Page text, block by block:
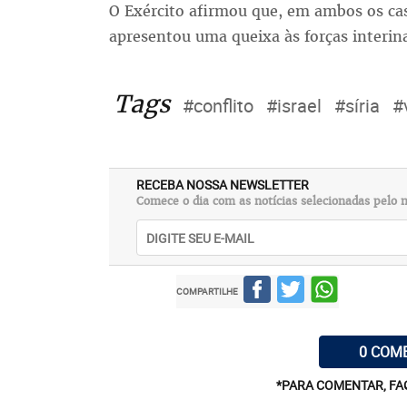
O Exército afirmou que, em ambos os
apresentou uma queixa às forças
Tags #conflito #israel #síria
RECEBA NOSSA NEWSLETTER
Comece o dia com as notícias selecionadas pelo
COMPARTILHE
0
*PARA COMENTAR,